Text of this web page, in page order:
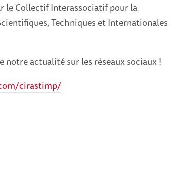
le Collectif Interassociatif pour la
Techniques et Internationales
notre actualité sur les réseaux sociaux !
cirastimp/